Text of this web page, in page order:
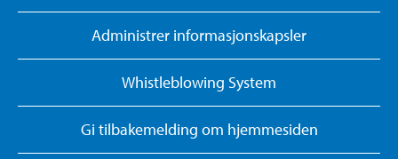
Administrer informasjonskapsler
Whistleblowing System
Gi tilbakemelding om hjemmesiden